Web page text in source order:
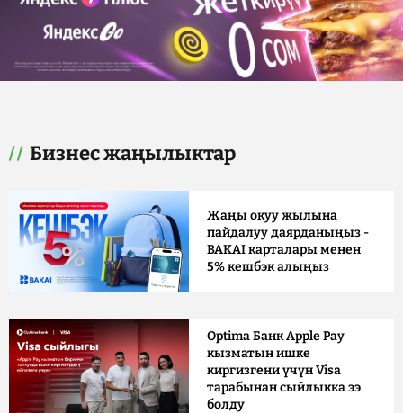
Бизнес жаңылыктар
Жаңы окуу жылына
пайдалуу даярданыңыз -
BAKAI карталары менен
5% кешбэк алыңыз
Optima Банк Apple Pay
кызматын ишке
киргизгени үчүн Visa
тарабынан сыйлыкка ээ
болду